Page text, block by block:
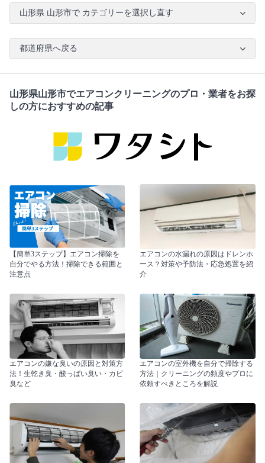
山形県 山形市で カテゴリーを選択し直す
都道府県へ戻る
山形県山形市でエアコンクリーニングのプロ・業者をお探
しの方におすすめの記事
【簡単3ステップ】エアコン掃除を
自分でやる方法！掃除できる範囲と
注意点
エアコンの水漏れの原因はドレンホ
ース？対策や予防法・応急処置を紹
介
エアコンの嫌な臭いの原因と対策方
法！生乾き臭・酸っぱい臭い・カビ
臭など
エアコンの室外機を自分で掃除する
方法｜クリーニングの頻度やプロに
依頼すべきところを解説